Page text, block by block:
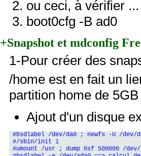
ou ceci, à vérifier ...
boot0cfg -B ad0
+Snapshot et mdconfig
1-Pour créer des
/home est en fait un
partition home de
Ajout d'un disque
#bsdlabel /dev/da0 ; newfs -U /dev/
#/sbin/init 1
#umount /usr ; dump 0sf 500000 /